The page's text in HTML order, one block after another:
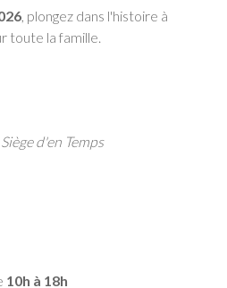
, plongez dans l'histoire à
toute la famille.
d'en Temps
10h à 18h